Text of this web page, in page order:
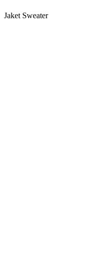
Jaket Sweater